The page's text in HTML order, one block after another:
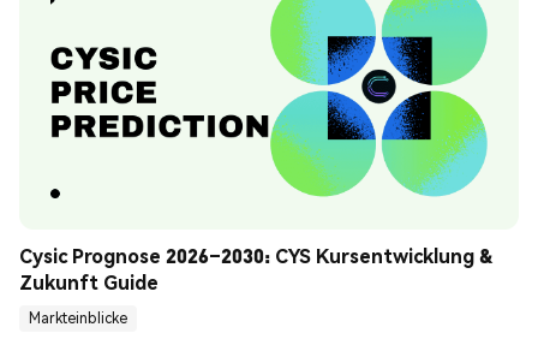
Cysic Prognose 2026–2030: CYS Kursentwicklung &
Zukunft Guide
Markteinblicke